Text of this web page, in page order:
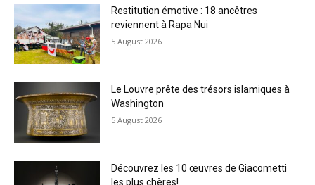
Restitution émotive : 18 ancêtres
reviennent à Rapa Nui
5 August 2026
Le Louvre prête des trésors islamiques à
Washington
5 August 2026
Découvrez les 10 œuvres de Giacometti
les plus chères!